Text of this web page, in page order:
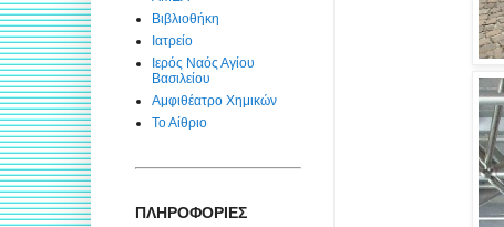
Βιβλιοθήκη
Ιατρείο
Ιερός Ναός Αγίου
Βασιλείου
Αμφιθέατρο Χημικών
Το Αίθριο
ΠΛΗΡΟΦΟΡΙΕΣ